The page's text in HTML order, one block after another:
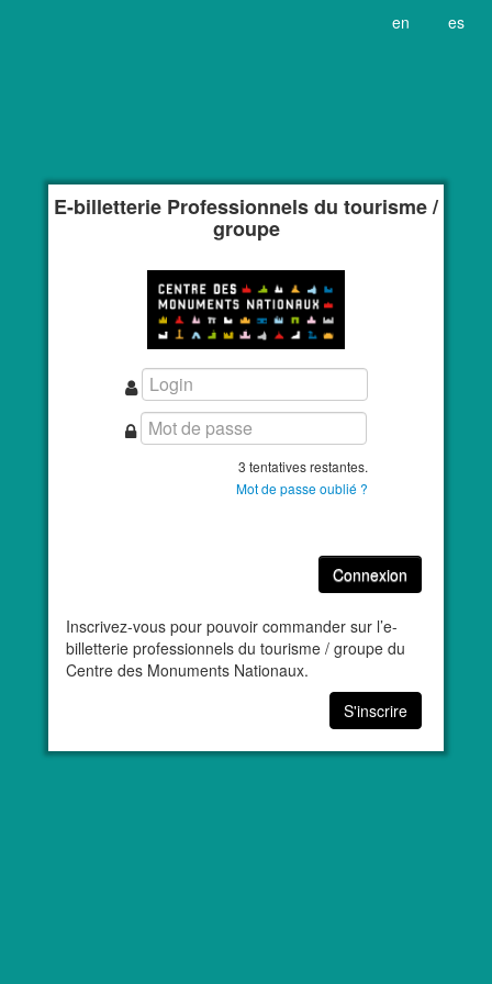
en es
E-billetterie Professionnels du tourisme /
groupe
3 tentatives restantes.
Mot de passe oublié ?
Connexion
Inscrivez-vous pour pouvoir commander sur l’e-
billetterie professionnels du tourisme / groupe du
Centre des Monuments Nationaux.
S'inscrire